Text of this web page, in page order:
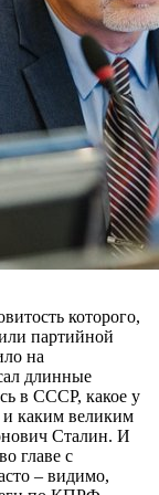
которого,
партийной
на
длинные
в СССР, какое у
и каким великим
Сталин. И
главе с
– видимо,